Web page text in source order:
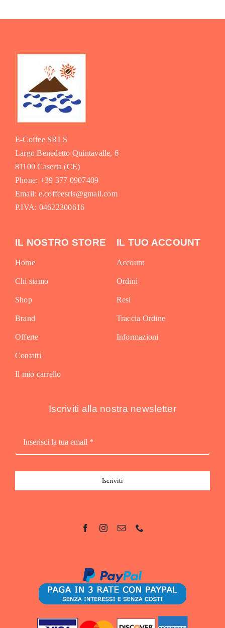
E-Coffee SRLS
Largo Benedetto Quintavalle, 6
81100 Caserta (CE)
Phone: +39 377 0907409
Email: e.coffeesrls@gmail.com
P.IVA: 04622300616
IL NOSTRO STORE
Home
Chi siamo
Shop
Brand
Offerte
Contatti
Il mio carrello
IL TUO ACCOUNT
Account
Ordini
Resi
Traccia Ordine
Informazioni
Iscriviti alla nostra newsletter
Iscriviti